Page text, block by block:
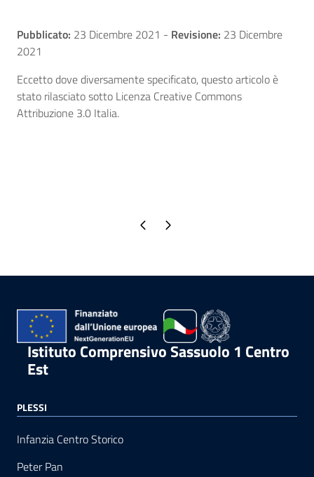
Pubblicato: 23 Dicembre 2021 - Revisione: 23 Dicembre
2021
Eccetto dove diversamente specificato, questo articolo è
stato rilasciato sotto Licenza Creative Commons
Attribuzione 3.0 Italia.
Pagina precedente
Pagina successiva
Istituto Comprensivo Sassuolo 1 Centro
Est
PLESSI
Infanzia Centro Storico
Peter Pan